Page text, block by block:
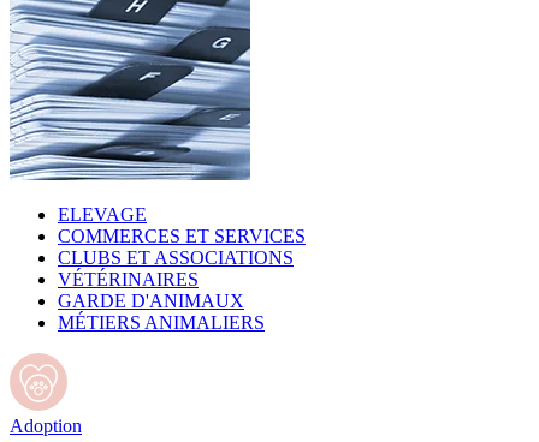
ELEVAGE
COMMERCES ET SERVICES
CLUBS ET ASSOCIATIONS
VÉTÉRINAIRES
GARDE D'ANIMAUX
MÉTIERS ANIMALIERS
Adoption